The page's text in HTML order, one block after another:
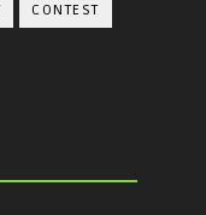
CONTEST